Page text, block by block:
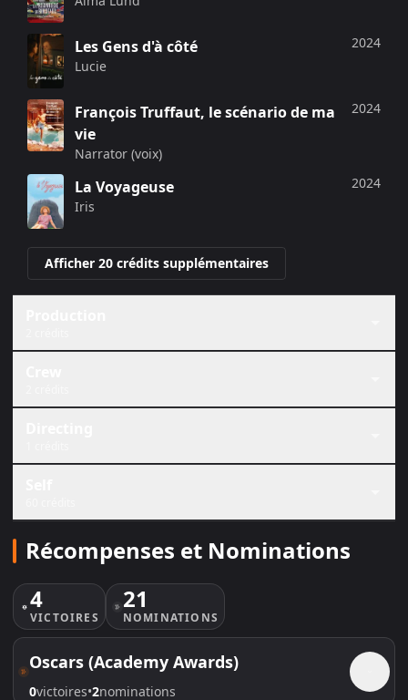
Les Gens d'à côté
Lucie
2024
François Truffaut, le scénario de ma
vie
Narrator (voix)
2024
La Voyageuse
Iris
2024
Afficher 20 crédits supplémentaires
Récompenses et Nominations
4
VICTOIRES
21
NOMINATIONS
Oscars (Academy Awards)
0victoires•2nominations